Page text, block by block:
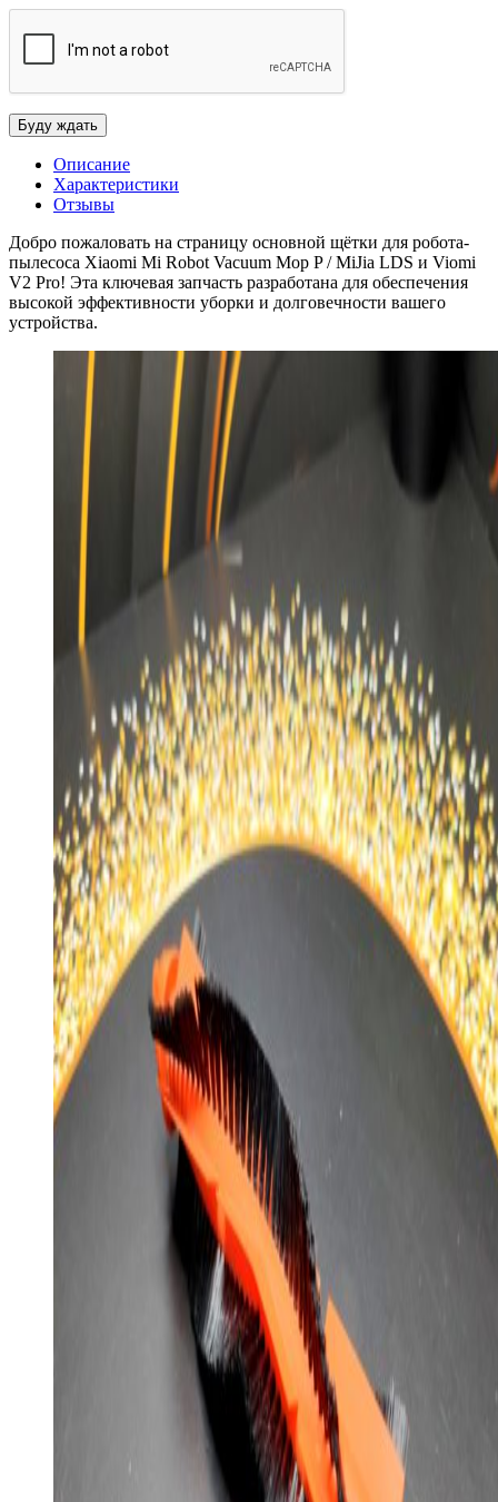
Описание
Характеристики
Отзывы
Добро пожаловать на страницу основной щётки для робота-
пылесоса Xiaomi Mi Robot Vacuum Mop P / MiJia LDS и Viomi
V2 Pro! Эта ключевая запчасть разработана для обеспечения
высокой эффективности уборки и долговечности вашего
устройства.